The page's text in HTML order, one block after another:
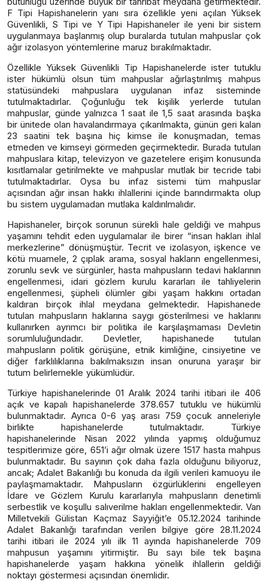
F Tipi Hapishanelerin yanı sıra özellikle yeni açılan Yüksek
Güvenlikli, S Tipi ve Y Tipi Hapishaneler ile yeni bir sistem
uygulanmaya başlanmış olup buralarda tutulan mahpuslar çok
ağır izolasyon yöntemlerine maruz bırakılmaktadır.
Özellikle Yüksek Güvenlikli Tip Hapishanelerde ister tutuklu
ister hükümlü olsun tüm mahpuslar ağırlaştırılmış mahpus
statüsündeki mahpuslara uygulanan infaz sisteminde
tutulmaktadırlar. Çoğunluğu tek kişilik yerlerde tutulan
mahpuslar, günde yalnızca 1 saat ile 1,5 saat arasında başka
bir ünitede olan havalandırmaya çıkarılmakta, günün geri kalan
23 saatini tek başına hiç kimse ile konuşmadan, temas
etmeden ve kimseyi görmeden geçirmektedir. Burada tutulan
mahpuslara kitap, televizyon ve gazetelere erişim konusunda
kısıtlamalar getirilmekte ve mahpuslar mutlak bir tecride tabi
tutulmaktadırlar. Oysa bu infaz sistemi tüm mahpuslar
açısından ağır insan hakkı ihlallerini içinde barındırmakta olup
bu sistem uygulamadan mutlaka kaldırılmalıdır.
Hapishaneler, birçok sorunun sürekli hale geldiği ve mahpus
yaşamını tehdit eden uygulamalar ile birer “insan hakları ihlal
merkezlerine” dönüşmüştür. Tecrit ve izolasyon, işkence ve
kötü muamele, 2 çıplak arama, sosyal hakların engellenmesi,
zorunlu sevk ve sürgünler, hasta mahpusların tedavi haklarının
engellenmesi, idari gözlem kurulu kararları ile tahliyelerin
engellenmesi, şüpheli ölümler gibi yaşam hakkını ortadan
kaldıran birçok ihlal meydana gelmektedir. Hapishanede
tutulan mahpusların haklarına saygı gösterilmesi ve haklarını
kullanırken ayrımcı bir politika ile karşılaşmaması Devletin
sorumluluğundadır. Devletler, hapishanede tutulan
mahpusların politik görüşüne, etnik kimliğine, cinsiyetine ve
diğer farklılıklarına bakılmaksızın insan onuruna yaraşır bir
tutum belirlemekle yükümlüdür.
Türkiye hapishanelerinde 01 Aralık 2024 tarihi itibari ile 406
açık ve kapalı hapishanelerde 378.657 tutuklu ve hükümlü
bulunmaktadır. Ayrıca 0-6 yaş arası 759 çocuk anneleriyle
birlikte hapishanelerde tutulmaktadır. Türkiye
hapishanelerinde Nisan 2022 yılında yapmış olduğumuz
tespitlerimize göre, 651’i ağır olmak üzere 1517 hasta mahpus
bulunmaktadır. Bu sayının çok daha fazla olduğunu biliyoruz,
ancak; Adalet Bakanlığı bu konuda da ilgili verileri kamuoyu ile
paylaşmamaktadır. Mahpusların özgürlüklerini engelleyen
İdare ve Gözlem Kurulu kararlarıyla mahpusların denetimli
serbestlik ve koşullu salıverilme hakları engellenmektedir. Van
Milletvekili Gülistan Kaçmaz Sayyiğit’e 05.12.2024 tarihinde
Adalet Bakanlığı tarafından verilen bilgiye göre 28.11.2024
tarihi itibari ile 2024 yılı ilk 11 ayında hapishanelerde 709
mahpusun yaşamını yitirmiştir. Bu sayı bile tek başına
hapishanelerde yaşam hakkına yönelik ihlallerin geldiği
noktayı göstermesi açısından önemlidir.